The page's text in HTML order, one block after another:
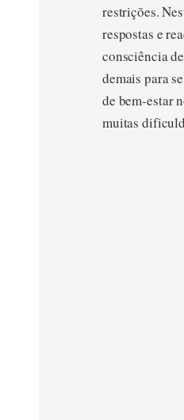
restrições.
respostas e
consciência
demais para
de bem-estar
muitas